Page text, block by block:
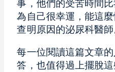
事，他們的受苦時間
為自己很幸運，能這
查明原因的泌尿科醫師
每一位閱讀這篇文章
答，也值得過上擺脫